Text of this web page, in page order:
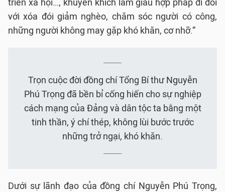
triển xã hội…, khuyến khích làm giàu hợp pháp đi đôi
với xóa đói giảm nghèo, chăm sóc người có công,
những người không may gặp khó khăn, cơ nhỡ.”
Trọn cuộc đời đồng chí Tổng Bí thư Nguyễn
Phú Trọng đã bền bỉ cống hiến cho sự nghiệp
cách mạng của Đảng và dân tộc ta bằng một
tinh thần, ý chí thép, không lùi bước trước
những trở ngại, khó khăn.
Dưới sự lãnh đạo của đồng chí Nguyễn Phú Trọng,